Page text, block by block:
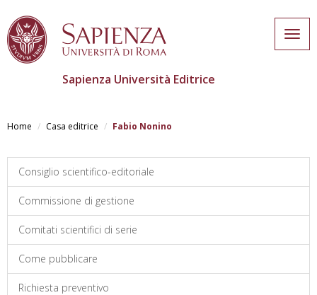
main
Sapienza Università Editrice
Home Casa editrice Fabio Nonino
Consiglio scientifico-editoriale
Commissione di gestione
Comitati scientifici di serie
Come pubblicare
Richiesta preventivo